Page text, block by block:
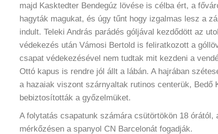
majd Kasktedter Bendegúz lövése is célba ért, a
hagyták magukat, és úgy tűnt hogy izgalmas lesz a
indult. Teleki András parádés góljával kezdődött az
védekezés után Vámosi Bertold is feliratkozott a
csapat védekezésével nem tudtak mit kezdeni a
Ottó kapus is rendre jól állt a lábán. A hajrában
a hazaiak viszont szárnyaltak rutinos centerük, Bedő
bebiztosították a győzelmüket.
A folytatás csapatunk számára csütörtökön 18 órától,
mérkőzésen a spanyol CN Barcelonát fogadják.